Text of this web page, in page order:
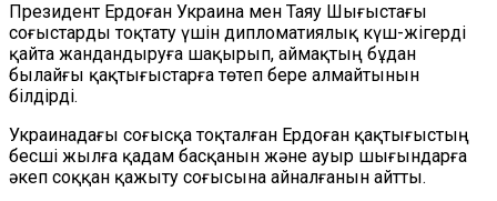
Президент Ердоған Украина мен Таяу Шығыстағы
соғыстарды тоқтату үшін дипломатиялық күш-жігерді
қайта жандандыруға шақырып, аймақтың бұдан
былайғы қақтығыстарға төтеп бере алмайтынын
білдірді.
Украинадағы соғысқа тоқталған Ердоған қақтығыстың
бесші жылға қадам басқанын және ауыр шығындарға
әкеп соққан қажыту соғысына айналғанын айтты.